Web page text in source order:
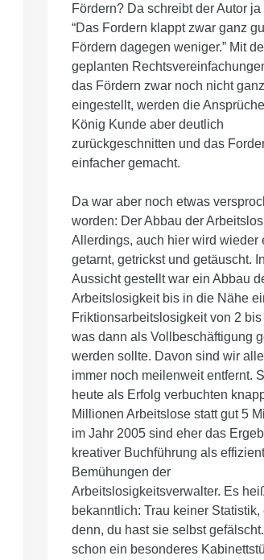
Fördern? Da schreibt der Autor ja
“Das Fordern klappt zwar ganz
Fördern dagegen weniger.” Mit
geplanten
das Fördern zwar noch nicht ganz
eingestellt, werden die
König Kunde aber deutlich
zurückgeschnitten und das
einfacher gemacht.
Da war aber noch etwas
worden: Der Abbau der
Allerdings, auch hier wird wieder
getarnt, getrickst und getäuscht. In
Aussicht gestellt war ein Abbau
Arbeitslosigkeit bis in die Nähe
Friktionsarbeitslosigkeit von 2 bis
was dann als Vollbeschäftigung
werden sollte. Davon sind wir
immer noch meilenweit entfernt.
heute als Erfolg verbuchten
Millionen Arbeitslose statt gut 5
im Jahr 2005 sind eher das
kreativer Buchführung als
Bemühungen der
Arbeitslosigkeitsverwalter. Es
bekanntlich: Trau keiner Statistik,
denn, du hast sie selbst
schon ein besonderes